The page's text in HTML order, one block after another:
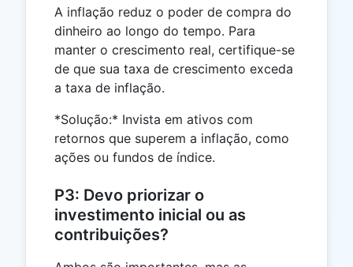
A inflação reduz o poder de compra do
dinheiro ao longo do tempo. Para
manter o crescimento real, certifique-se
de que sua taxa de crescimento exceda
a taxa de inflação.
*Solução:* Invista em ativos com
retornos que superem a inflação, como
ações ou fundos de índice.
P3: Devo priorizar o
investimento inicial ou as
contribuições?